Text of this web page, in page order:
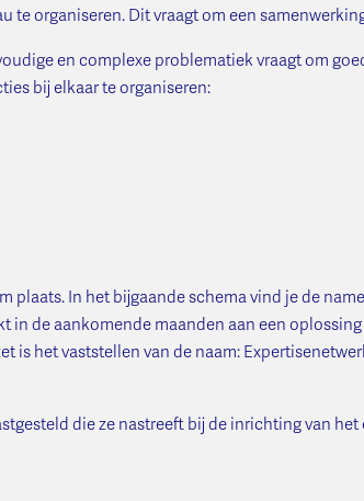
organiseren. Dit vraagt om een
en complexe problematiek vraagt om
bij elkaar te organiseren:
plaats. In het bijgaande schema vind je de
de aankomende maanden aan een
is het vaststellen van de naam:
die ze nastreeft bij de inrichting van